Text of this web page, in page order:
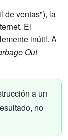
de ventas"), la
El
inútil. A
Out
a un
no